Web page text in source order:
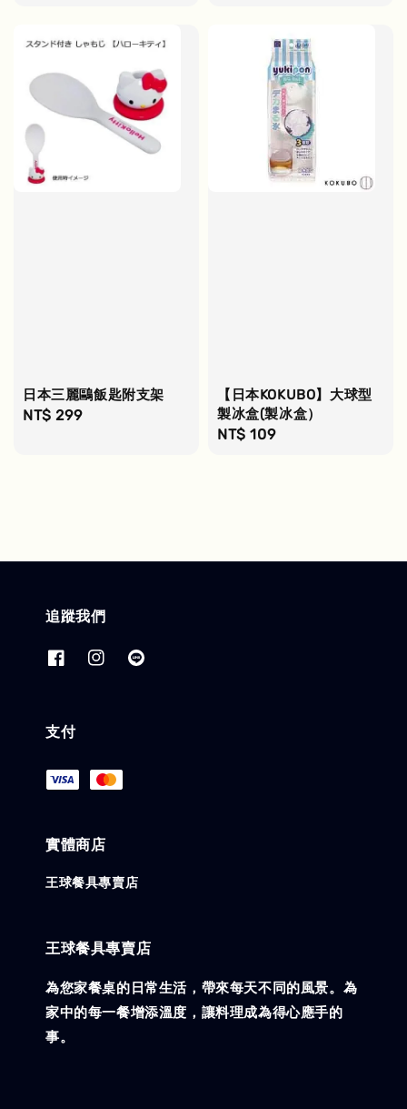
日本三麗鷗飯匙附支架
Regular
NT$ 299
【日本KOKUBO】大球型
製冰盒(製冰盒）
Regular
NT$ 109
追蹤我們
支付
實體商店
王球餐具專賣店
王球餐具專賣店
為您家餐桌的日常生活，帶來每天不同的風景。為
家中的每一餐增添溫度，讓料理成為得心應手的
事。